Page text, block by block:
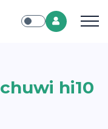
chuwi hi10